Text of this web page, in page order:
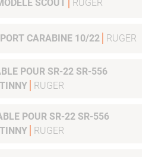
SCOUT RUGER
CARABINE 10/22 RUGER
POUR SR-22 SR-556
RUGER
POUR SR-22 SR-556
RUGER